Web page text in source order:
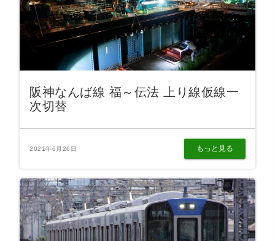
阪神なんば線 福～伝法 上り線仮線一
次切替
2021年6月26日 もっと見る